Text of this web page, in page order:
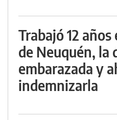
Trabajó 12
de Neuquén, la
embarazada y
indemnizarla